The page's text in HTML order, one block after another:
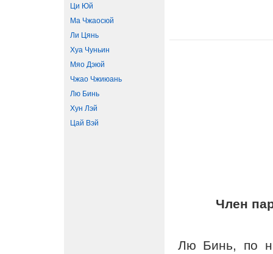
Ци Юй
Ма Чжаосюй
Ли Цянь
Хуа Чуньин
Мяо Дэюй
Чжао Чжиюань
Лю Бинь
Хун Лэй
Цай Вэй
Член
Лю Бинь, по